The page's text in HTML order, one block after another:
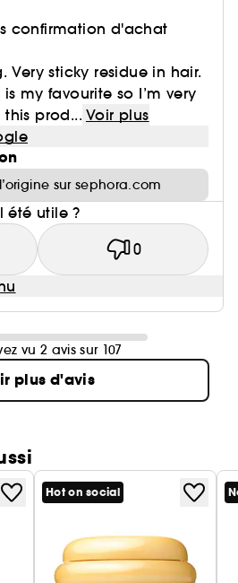
confirmation d'achat
Very sticky residue in hair.
my favourite so I’m very
prod... Voir plus
sur sephora.com
été utile ?
0
vu 2 avis sur 107
plus d'avis
Hot on social